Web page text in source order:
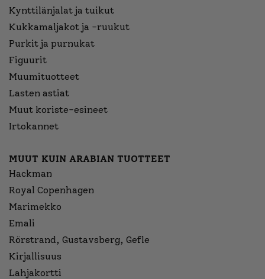
Kynttilänjalat ja tuikut
Kukkamaljakot ja -ruukut
Purkit ja purnukat
Figuurit
Muumituotteet
Lasten astiat
Muut koriste-esineet
Irtokannet
MUUT KUIN ARABIAN TUOTTEET
Hackman
Royal Copenhagen
Marimekko
Emali
Rörstrand, Gustavsberg, Gefle
Kirjallisuus
Lahjakortti